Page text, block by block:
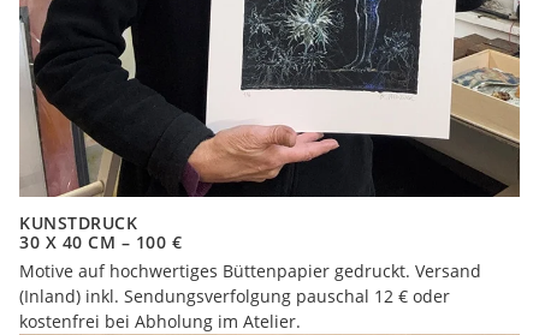
KUNSTDRUCK
30 X 40 CM – 100 €
Motive auf hochwertiges Büttenpapier gedruckt. Versand
(Inland) inkl. Sendungsverfolgung pauschal 12 € oder
kostenfrei bei Abholung im Atelier.